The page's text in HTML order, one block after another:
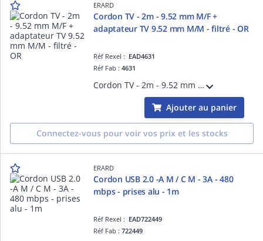
ERARD
Cordon TV - 2m - 9.52 mm M/F +
adaptateur TV 9.52 mm M/M - filtré - OR
Réf Rexel : EAD4631
Réf Fab :4631
Cordon TV - 2m - 9.52 mm mâle / femelle + adaptateur TV 9.52 mm mâle / mâle fourni - 2 filtres antiparasites - Impédance : 75 Ohms - blindage renforcé - Connecteurs plaqués OR.
Ajouter au panier
Connectez-vous pour voir vos prix et les stocks
ERARD
Cordon USB 2.0 -A M / C M - 3A - 480
mbps - prises alu - 1m
Réf Rexel : EAD722449
Réf Fab :722449